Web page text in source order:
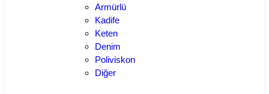
Armürlü
Kadife
Keten
Denim
Poliviskon
Diğer